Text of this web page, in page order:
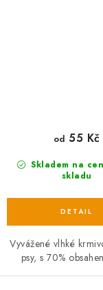
Skladem na
skladu
od 55 Kč
Vyvážené vlhké
psy, s 70%